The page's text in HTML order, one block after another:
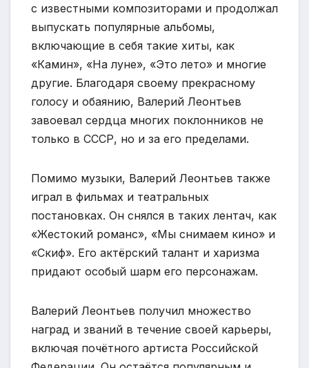
с известными композиторами и продолжал
выпускать популярные альбомы,
включающие в себя такие хиты, как
«Камин», «На луне», «Это лето» и многие
другие. Благодаря своему прекрасному
голосу и обаянию, Валерий Леонтьев
завоевал сердца многих поклонников не
только в СССР, но и за его пределами.
Помимо музыки, Валерий Леонтьев также
играл в фильмах и театральных
постановках. Он снялся в таких лентач, как
«Жестокий романс», «Мы снимаем кино» и
«Скиф». Его актёрский талант и харизма
придают особый шарм его персонажам.
Валерий Леонтьев получил множество
наград и званий в течение своей карьеры,
включая почётного артиста Российской